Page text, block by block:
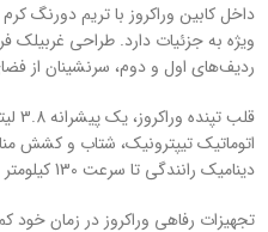
داخل کابین وراکروز با تریم دورنگ
ویژه به جزئیات دارد. طراحی
ردیف‌های اول و دوم، سرنشینان از فضای
اتوماتیک تیپترونیک، شتاب و کشش
دینامیک رانندگی تا سرعت 130 کیلومتر بر ساعت بسیار مطمئن است، اما در سرعت‌های بالاتر، حس ناامنی به راننده دست می‌دهد.